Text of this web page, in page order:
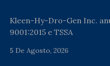
Kleen-Hy-Dro-Gen Inc.
9001:2015 e TSSA
5 De Agosto, 2026